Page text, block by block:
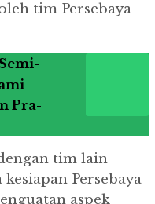
tim Persebaya
Pra-
tim lain
Persebaya
aspek